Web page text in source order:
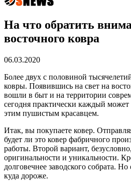
На что обратить
восточного ковра
06.03.2020
Более двух с половиной
ковры. Появившись на свет на
вошли в быт и на территории
сегодня практически каждый может
этим пушистым красавцем.
Итак, вы покупаете ковер.
будет ли это ковер фабричного
работы. Второй вариант,
оригинальности и уникальности.
долговечнее заводского собрата.
куда дороже.